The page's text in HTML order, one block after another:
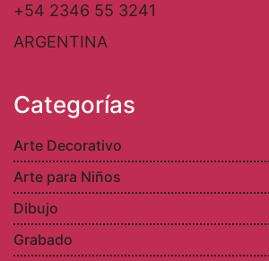
+54 2346 55 3241
ARGENTINA
Categorías
Arte Decorativo
Arte para Niños
Dibujo
Grabado